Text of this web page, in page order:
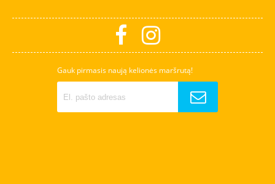
Gauk pirmasis naują kelionės maršrutą!